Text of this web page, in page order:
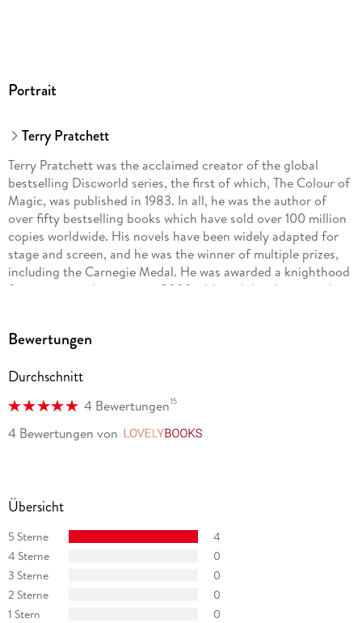
'The best humorous English author since P.G. Wodehouse' The
'Nothing short of magical' Chicago Tribune
'Consistently funny, consistently clever and consistently
surprising in its twists and turns' SFX
'[Discworld is] compulsively readable, fantastically inventive,
surprisingly serious exploration in story form of just about
any aspect of our world...There's never been anything quite
like it' Evening Standard
Portrait
Terry Pratchett
Terry Pratchett was the acclaimed creator of the global
bestselling Discworld series, the first of which, The Colour of
Magic, was published in 1983. In all, he was the author of
over fifty bestselling books which have sold over 100 million
copies worldwide. His novels have been widely adapted for
stage and screen, and he was the winner of multiple prizes,
including the Carnegie Medal. He was awarded a knighthood
for services to literature in 2009, although he always wryly
Bewertungen
Durchschnitt
4 Bewertungen15
4 Bewertungen von
Übersicht
5 Sterne
4
4 Sterne
0
3 Sterne
0
2 Sterne
0
1 Stern
0